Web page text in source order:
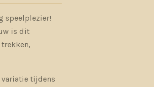
speelplezier!
is dit
tijdens